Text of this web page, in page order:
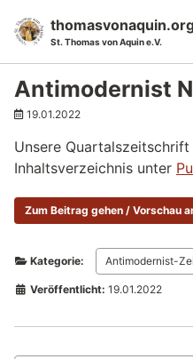
navigation
St. Thomas von Aquin e.V.
Antimodernist
19.01.2022
Unsere
Inhaltsverzeichnis unter
Zum Beitrag gehen / Vorschau
Kategorie: Antimodernist-
Veröffentlicht: 19.01.2022